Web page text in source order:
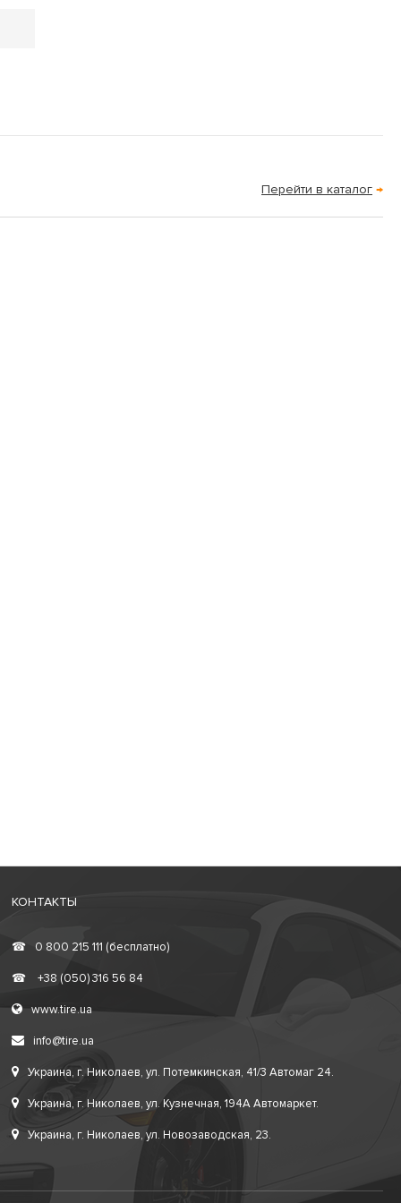
Перейти в каталог →
КОНТАКТЫ
☎ 0 800 215 111 (бесплатно)
☎ +38 (050) 316 56 84
www.tire.ua
info@tire.ua
Украина, г. Николаев, ул. Потемкинская, 41/3 Автомаг 24.
Украина, г. Николаев, ул. Кузнечная, 194А Автомаркет.
Украина, г. Николаев, ул. Новозаводская, 23.